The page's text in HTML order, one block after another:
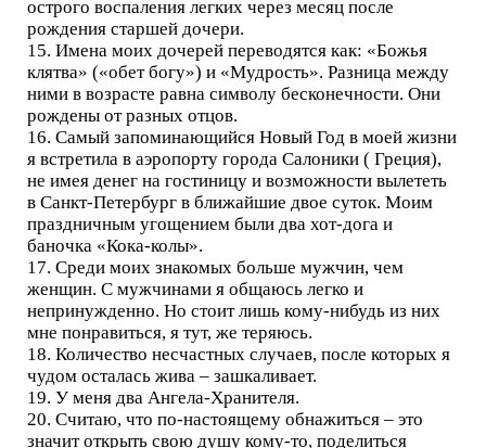
острого воспаления легких через месяц после
рождения старшей дочери.
15. Имена моих дочерей переводятся как: «Божья
клятва» («обет богу») и «Мудрость». Разница между
ними в возрасте равна символу бесконечности. Они
рождены от разных отцов.
16. Самый запоминающийся Новый Год в моей жизни
я встретила в аэропорту города Салоники ( Греция),
не имея денег на гостиницу и возможности вылететь
в Санкт-Петербург в ближайшие двое суток. Моим
праздничным угощением были два хот-дога и
баночка «Кока-колы».
17. Среди моих знакомых больше мужчин, чем
женщин. С мужчинами я общаюсь легко и
непринужденно. Но стоит лишь кому-нибудь из них
мне понравиться, я тут, же теряюсь.
18. Количество несчастных случаев, после которых я
чудом осталась жива – зашкаливает.
19. У меня два Ангела-Хранителя.
20. Считаю, что по-настоящему обнажиться – это
значит открыть свою душу кому-то, поделиться